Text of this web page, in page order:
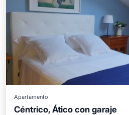
Apartamento
Céntrico, Ático con garaje